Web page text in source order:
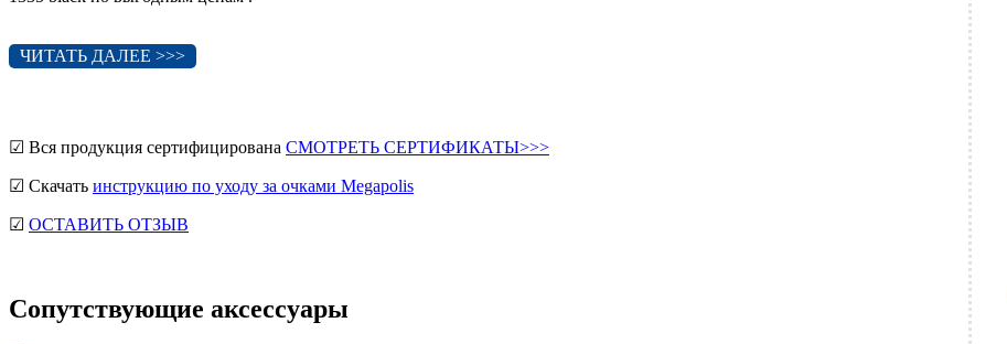
ЧИТАТЬ ДАЛЕЕ >>>
☑ Вся продукция сертифицирована СМОТРЕТЬ СЕРТИФИКАТЫ>>>
☑ Скачать инструкцию по уходу за очками Megapolis
☑ ОСТАВИТЬ ОТЗЫВ
Сопутствующие аксессуары